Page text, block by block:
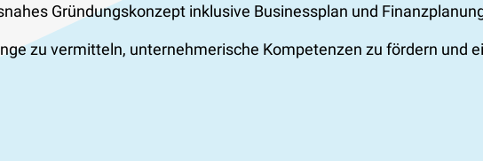
Gründungskonzept inklusive Businessplan und
zu vermitteln, unternehmerische Kompetenzen zu fördern und